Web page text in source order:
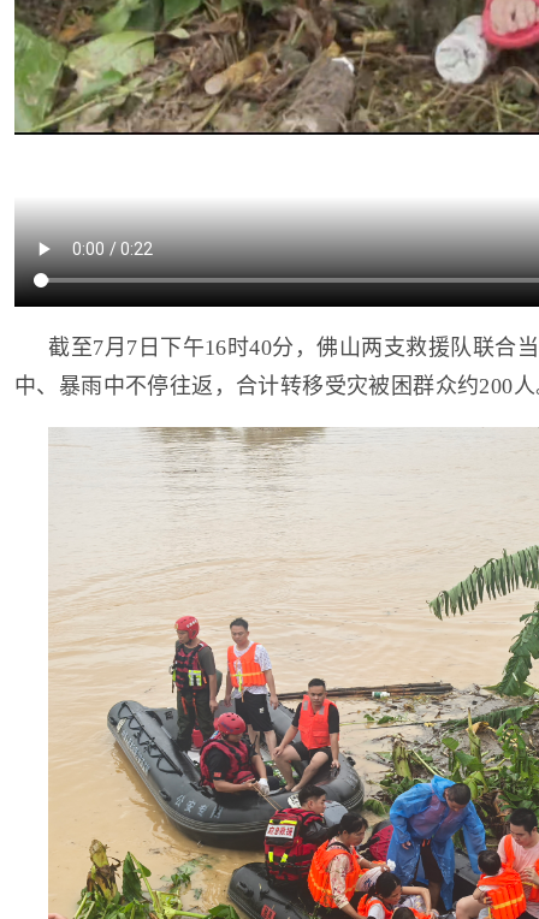
截至7月7日下午16时40分，佛山两支救援队联合
中、暴雨中不停往返，合计转移受灾被困群众约200